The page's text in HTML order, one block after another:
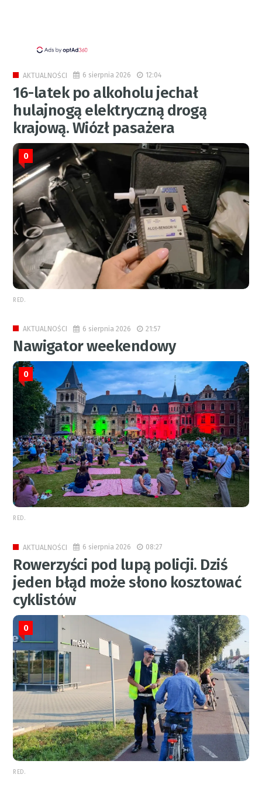
AKTUALNOŚCI 6 sierpnia 2026 12:04
16-latek po alkoholu jechał
hulajnogą elektryczną drogą
krajową. Wiózł pasażera
0
RED.
AKTUALNOŚCI 6 sierpnia 2026 21:57
Nawigator weekendowy
0
RED.
AKTUALNOŚCI 6 sierpnia 2026 08:27
Rowerzyści pod lupą policji. Dziś
jeden błąd może słono kosztować
cyklistów
0
RED.